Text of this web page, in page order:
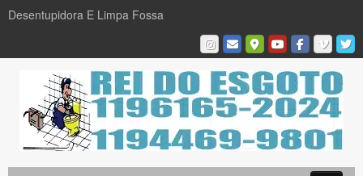
Desentupidora E Limpa Fossa